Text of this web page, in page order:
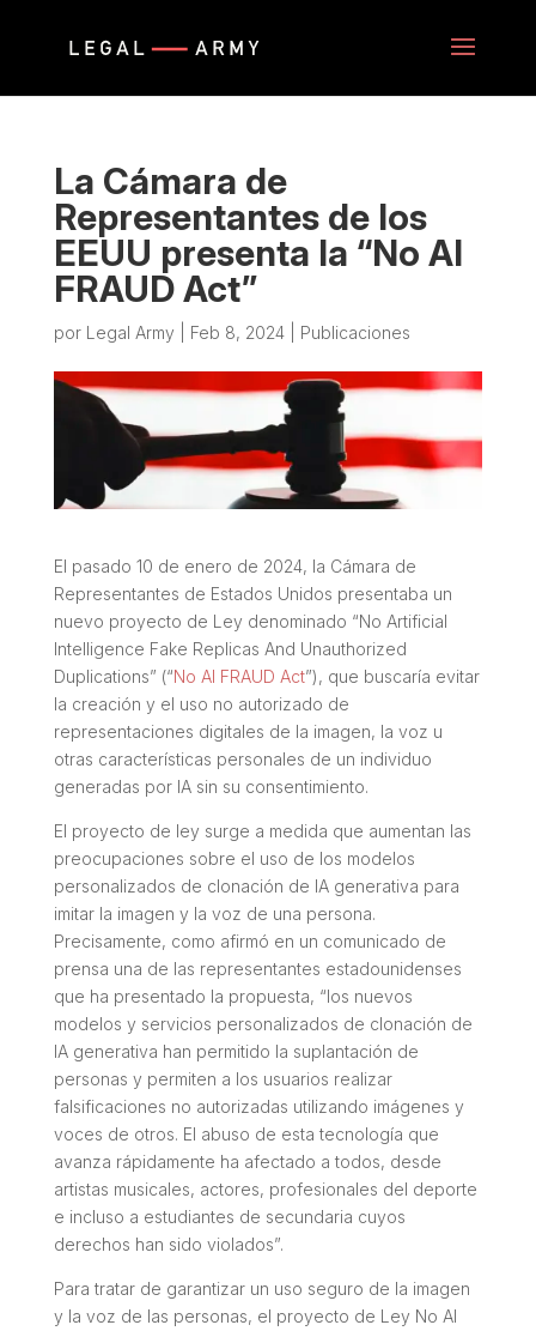
La Cámara de
Representantes de los
EEUU presenta la “No AI
FRAUD Act”
por Legal Army Feb 8, 2024| Publicaciones
El pasado 10 de enero de 2024, la Cámara de
Representantes de Estados Unidos presentaba un
nuevo proyecto de Ley denominado “No Artificial
Intelligence Fake Replicas And Unauthorized
Duplications” (“No AI FRAUD Act”), que buscaría evitar
la creación y el uso no autorizado de
representaciones digitales de la imagen, la voz u
otras características personales de un individuo
generadas por IA sin su consentimiento.
El proyecto de ley surge a medida que aumentan las
preocupaciones sobre el uso de los modelos
personalizados de clonación de IA generativa para
imitar la imagen y la voz de una persona.
Precisamente, como afirmó en un comunicado de
prensa una de las representantes estadounidenses
que ha presentado la propuesta, “los nuevos
modelos y servicios personalizados de clonación de
IA generativa han permitido la suplantación de
personas y permiten a los usuarios realizar
falsificaciones no autorizadas utilizando imágenes y
voces de otros. El abuso de esta tecnología que
avanza rápidamente ha afectado a todos, desde
artistas musicales, actores, profesionales del deporte
e incluso a estudiantes de secundaria cuyos
derechos han sido violados”.
Para tratar de garantizar un uso seguro de la imagen
y la voz de las personas, el proyecto de Ley No AI